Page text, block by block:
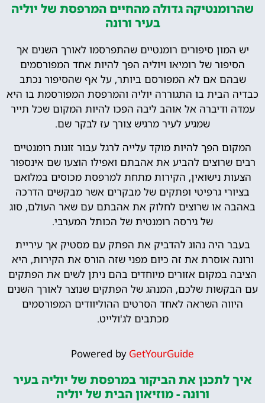
שהרומנטיקה גדולה מהחיים המרפסת של יוליה
בעיר ורונה
יש המון סיפורים רומנטיים שהתפרסמו לאורך השנים אך
הסיפור של רומיאו ויוליה הפך להיות אחד המפורסמים
שבהם אם לא המפורסם ביותר, על אף שהסיפור נכתב
כבדיה הבית בו התגוררה יוליה והמרפסת המפורסמת בו היא
עמדה ודיברה אל אוהב ליבה הפכו להיות המקום שכל תייר
שמגיע לעיר מרגיש צורך עז לבקר שם.
המקום הפך להיות מוקד עלייה לרגל עבור זוגות רומנטיים
רבים שרוצים להביע את אהבתם ואפילו הוצעו שם אינספור
הצעות נישואין, הקירות מתחת למרפסת מכוסים במלואם
בציורי גרפיטי ופתקים של מבקרים אשר מבקשים הדרכה
באהבה או שרוצים לחלוק את אהבתם עם שאר העולם, סוג
של גירסה רומנטית של הכותל המערבי.
בעבר היה נהוג להדביק את הפתק עם מסטיק אך עיריית
ורונה אוסרת את זה כיום מפני שזה הורס את הקירות, היא
הציבה במקום אזורים מיוחדים בהם ניתן לשים את הפתקים
עם הבקשות שלכם, המנהג של הפתקים שנוצר לאורך השנים
היווה השראה לאחד הסרטים ההוליוודים המפורסמים
מכתבים לג'ולייט.
Powered by GetYourGuide
איך לתכנן את הביקור במרפסת של יוליה בעיר
ורונה - מוזיאון הבית של יוליה